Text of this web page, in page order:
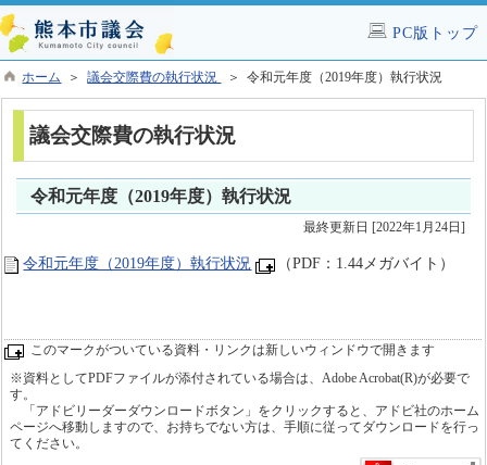
PC版トップ
ホーム ＞議会交際費の執行状況 ＞ 令和元年度（2019年度）執行状況
議会交際費の執行状況
令和元年度（2019年度）執行状況
最終更新日 [2022年1月24日]
令和元年度（2019年度）執行状況 （PDF：1.44メガバイト）
このマークがついている資料・リンクは新しいウィンドウで開きます
※資料としてPDFファイルが添付されている場合は、Adobe Acrobat(R)が必要で
す。
「アドビリーダーダウンロードボタン」をクリックすると、アドビ社のホーム
ページへ移動しますので、お持ちでない方は、手順に従ってダウンロードを行っ
てください。